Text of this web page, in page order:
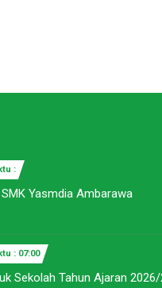
:
SMK Yasmdia Ambarawa
: 07:00
Sekolah Tahun Ajaran